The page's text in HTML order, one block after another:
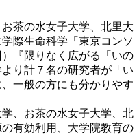
茶の水女子大学、北里大
際生命科学「東京コンソ
『限りなく広がる「いの
り計７名の研究者が「い
一般の方にも分かりやす
、お茶の水女子大学、北
有効利用、大学院教育の